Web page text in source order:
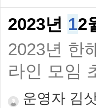
2023년 12
2023년 한
라인 모임
운영자 김